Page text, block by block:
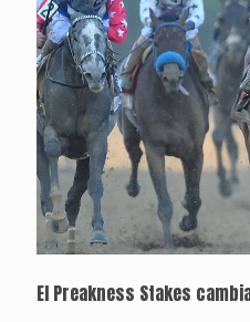
El Preakness Stakes